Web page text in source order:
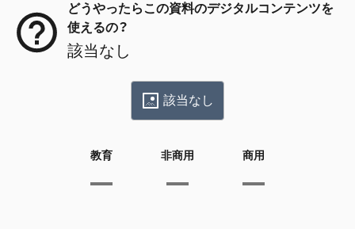
どうやったらこの資料のデジタルコンテンツを
使えるの？
該当なし
該当なし
教育 非商用 商用